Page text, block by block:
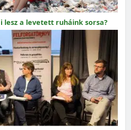
lesz a levetett ruháink sorsa?